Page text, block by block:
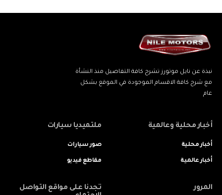
نبذة عن نايل موتورز تشرح كافة التفاصيل منذ النشأة
مع شرح كافة الاقسام الموجودة في الموقع بشكل
عام
أخبار محلية وعالمية
أخبار محلية
أخبار عالمية
ملتميديا سيارات
صور سيارات
مقاطع فيديو
المرور
تجدنا على مواقع التواصل